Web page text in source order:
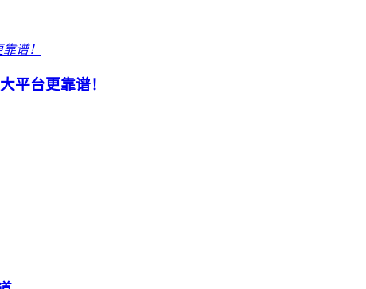
平台更靠谱！